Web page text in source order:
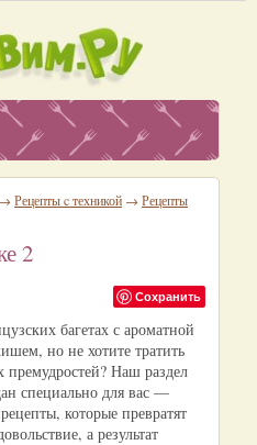
→ Рецепты c техникой → Рецепты
2
Сохранить
багетах с ароматной
но не хотите тратить
премудростей? Наш раздел
специально для вас —
которые превратят
а результат